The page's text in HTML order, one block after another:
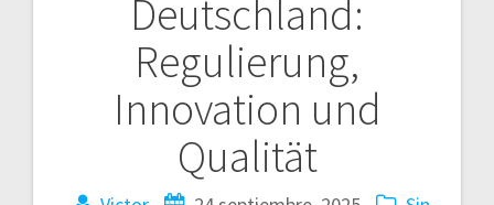
Deutschland:
Regulierung,
Innovation und
Qualität
entradas